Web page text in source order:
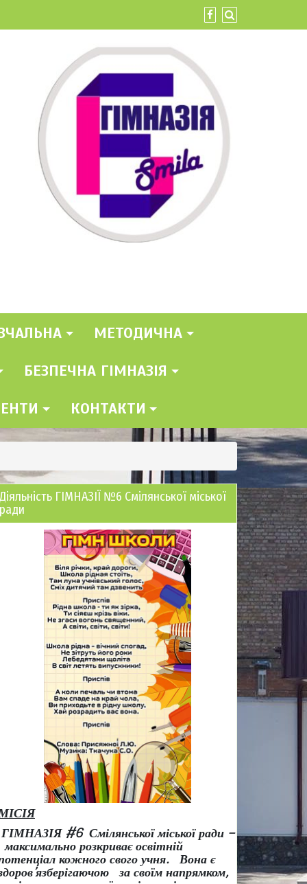
МЕТОДИЧНА
БЕЗПЕЧНА ГІМНАЗІЯ
КОНТАКТИ
Діяльність ГІМНАЗІЇ №6 Смілянської міської
ради
ГІМНАЗІЯ #6 Смілянської міської ради –
розкриває освітній
кожного свого учня.
Вона є
’язберігаючою за своїм напрямком,